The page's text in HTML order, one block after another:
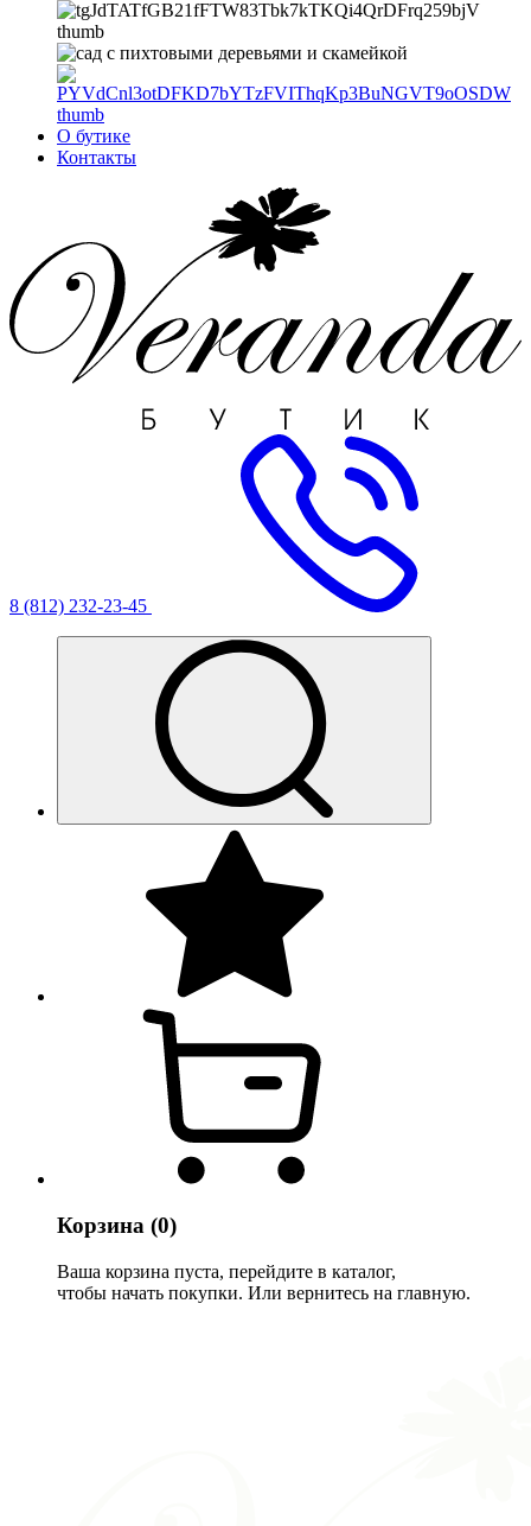
О бутике
Контакты
8 (812) 232-23-45
Корзина (0)
Ваша корзина пуста, перейдите в каталог,
чтобы начать покупки. Или вернитесь на главную.